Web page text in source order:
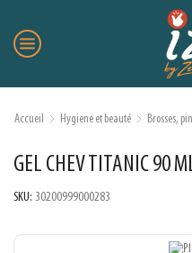
Accueil Hygiene et beauté Brosses,
GEL CHEV TITANIC 90
SKU: 30200999000283